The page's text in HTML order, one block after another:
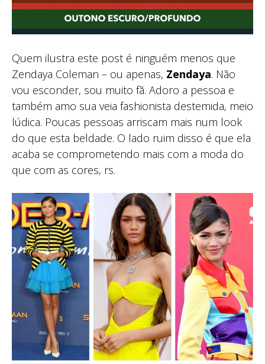
Quem ilustra este post é ninguém menos que
Zendaya Coleman – ou apenas, Zendaya. Não
vou esconder, sou muito fã. Adoro a pessoa e
também amo sua veia fashionista destemida, meio
lúdica. Poucas pessoas arriscam mais num look
do que esta beldade. O lado ruim disso é que ela
acaba se comprometendo mais com a moda do
que com as cores, rs.